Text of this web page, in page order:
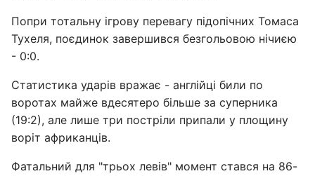
Попри тотальну ігрову перевагу підопічних Томаса
Тухеля, поєдинок завершився безгольовою нічиєю
- 0:0.
Статистика ударів вражає - англійці били по
воротах майже вдесятеро більше за суперника
(19:2), але лише три постріли припали у площину
воріт африканців.
Фатальний для "трьох левів" момент стався на 86-